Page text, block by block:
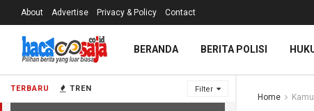
TERBARU TREN Filter
Pria ini Berani Amat Doakan Jelek
About Advertise Privacy & Policy Contact
BERANDA BERITA POLISI
Home